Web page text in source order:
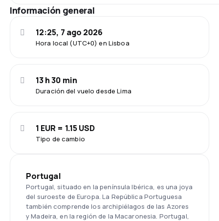
Información general
Hora local (UTC+0) en Lisboa
12:25, 7 ago 2026
Duración del vuelo desde Lima
13 h 30 min
Tipo de cambio
1 EUR = 1.15 USD
Portugal
Portugal, situado en la península Ibérica, es una joya
del suroeste de Europa. La República Portuguesa
también comprende los archipiélagos de las Azores
y Madeira, en la región de la Macaronesia. Portugal,